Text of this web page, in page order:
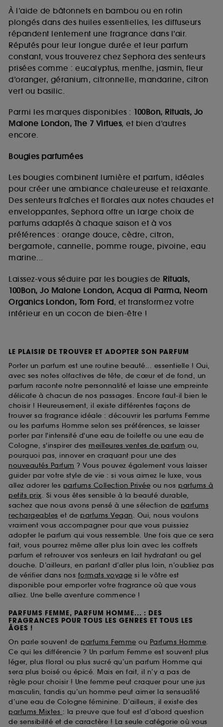
À l’aide de bâtonnets en bambou ou en rotin
plongés dans des huiles essentielles, les diffuseurs
répandent lentement une fragrance dans l’air.
Réputés pour leur longue durée et leur parfum
constant, vous trouverez chez Sephora des senteurs
prisées comme : eucalyptus, menthe, jasmin, fleur
d’oranger, géranium, citronnelle, mandarine, citron
vert ou basilic.
Parmi les marques disponibles : 100Bon, Rituals, Jo
Malone London, The 7 Virtues, et bien d’autres
encore.
Bougies parfumées
Les bougies combinent lumière et parfum, idéales
pour créer une ambiance chaleureuse et relaxante.
Des senteurs fraîches et florales aux notes chaudes et
enveloppantes, Sephora offre un large choix de
parfums adaptés à chaque saison et à vos
préférences : orange douce, cèdre, citron,
bergamote, cannelle, pomme rouge, pivoine, eau
marine...
Laissez-vous séduire par les bougies de Rituals,
100Bon, Jo Malone London, Acqua di Parma, Neom
Organics London, Tom Ford, et transformez votre
intérieur en un cocon de bien-être !
LE PLAISIR DE TROUVER ET ADOPTER SON PARFUM
Porter un parfum est une routine beauté... essentielle ! Oui,
avec ses notes olfactives de tête, de cœur et de fond, un
parfum raconte notre personnalité et laisse une empreinte
délicate à chacun de nos passages. Encore faut-il bien le
choisir ! Heureusement, il existe différentes façons de
trouver sa fragrance idéale : découvrir les parfums Femme
ou les parfums Homme selon ses préférences, se laisser
porter par l'intensité d'une eau de toilette ou une eau de
Cologne, s'inspirer des meilleures ventes de parfum ou,
pourquoi pas, innover en craquant pour une des
nouveautés Parfum ? Vous pouvez également vous laisser
guider par votre style de vie : si vous aimez le luxe, vous
allez adorer les parfums Collection Privée ou nos parfums à
petits prix. Si vous êtes sensible à la beauté durable,
sachez que nous avons pensé à une sélection de parfums
rechargeables et de parfums Vegan. Oui, nous voulons
vraiment vous accompagner pour que vous puissiez
adopter le parfum qui vous ressemble. Une fois que ce sera
fait, vous pourrez même aller plus loin avec les coffrets
parfum et retrouver vos senteurs en lait hydratant ou gel
douche. D’ailleurs, en parlant d’aller plus loin, n’oubliez pas
de vérifier dans nos formats voyage si le vôtre est
disponible pour emporter votre fragrance où que vous
alliez. Une belle aventure commence !
PARFUMS FEMME, PARFUM HOMME... : DES
FRAGRANCES POUR TOUS LES GENRES ET TOUS LES
ÂGES !
On parle souvent de parfums Femme ou Parfums Homme.
Ce qui les différencie ? Un parfum Femme est souvent plus
léger, plus floral ou plus sucré qu’un parfum Homme qui
sera plus boisé ou épicé. Mais en fait, il n’y a pas de
règle pour choisir ! Une femme peut craquer pour une jus
masculin, tandis qu’un homme peut aimer la sensualité
d’une eau de Cologne féminine. D’ailleurs, il existe des
parfums Mixtes : la preuve que tout est d’abord question
de sensibilité et de caractère ! La seule catégorie où vous